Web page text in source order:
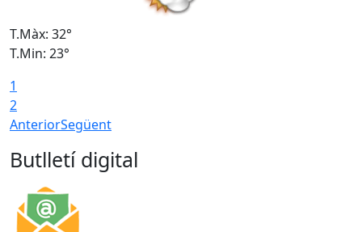
T.Màx: 32°
T.Min: 23°
1
2
AnteriorSegüent
Butlletí digital